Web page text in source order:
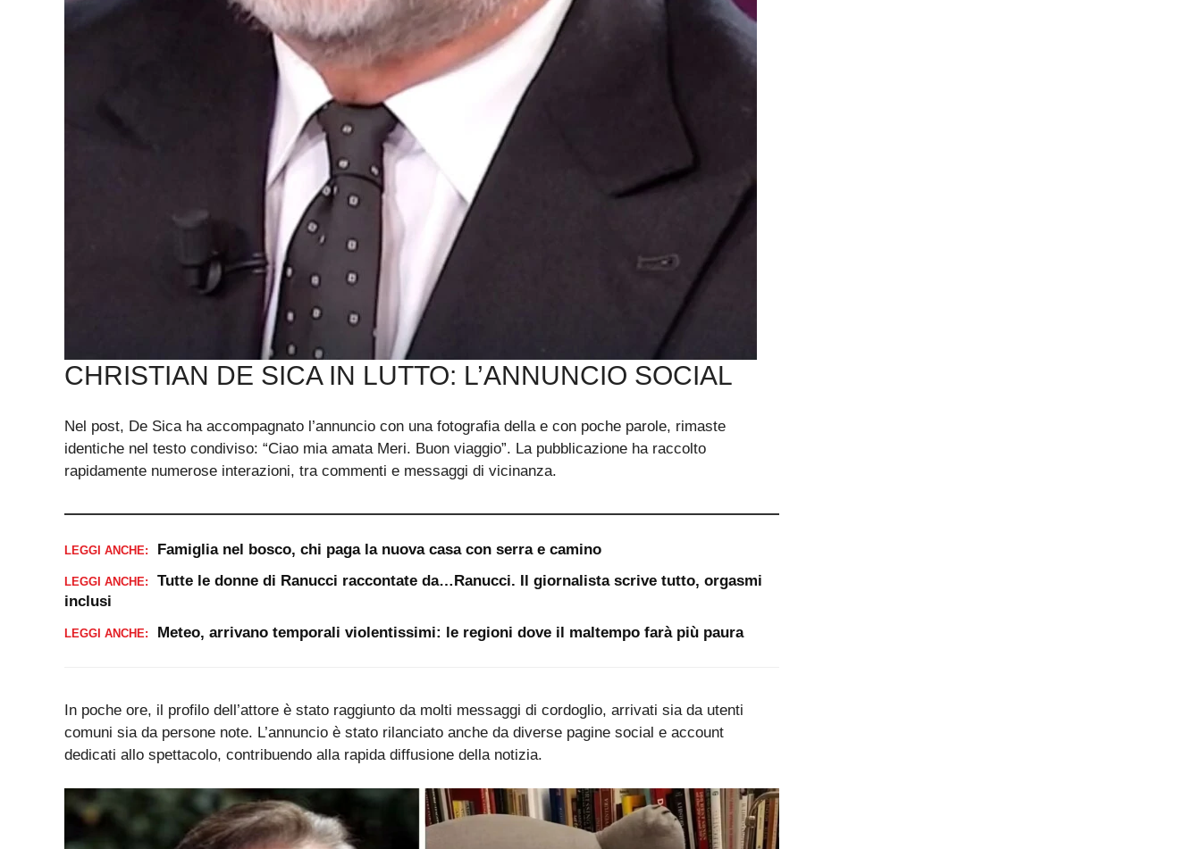
CHRISTIAN DE SICA IN LUTTO: L’ANNUNCIO SOCIAL
Nel post, De Sica ha accompagnato l’annuncio con una fotografia della e con poche parole, rimaste
identiche nel testo condiviso: “Ciao mia amata Meri. Buon viaggio”. La pubblicazione ha raccolto
rapidamente numerose interazioni, tra commenti e messaggi di vicinanza.
LEGGI ANCHE: Famiglia nel bosco, chi paga la nuova casa con serra e camino
LEGGI ANCHE:
Tutte le donne di Ranucci raccontate da…Ranucci. Il giornalista scrive tutto, orgasmi
inclusi
LEGGI ANCHE: Meteo, arrivano temporali violentissimi: le regioni dove il maltempo farà più paura
In poche ore, il profilo dell’attore è stato raggiunto da molti messaggi di cordoglio, arrivati sia da utenti
comuni sia da persone note. L’annuncio è stato rilanciato anche da diverse pagine social e account
dedicati allo spettacolo, contribuendo alla rapida diffusione della notizia.